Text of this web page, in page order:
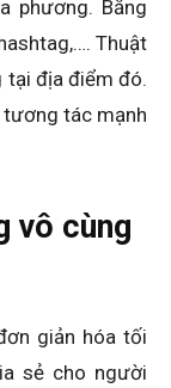
phương. Bằng
Thuật
tại địa điểm đó.
tương tác mạnh
vô cùng
giản hóa tối
sẻ cho người